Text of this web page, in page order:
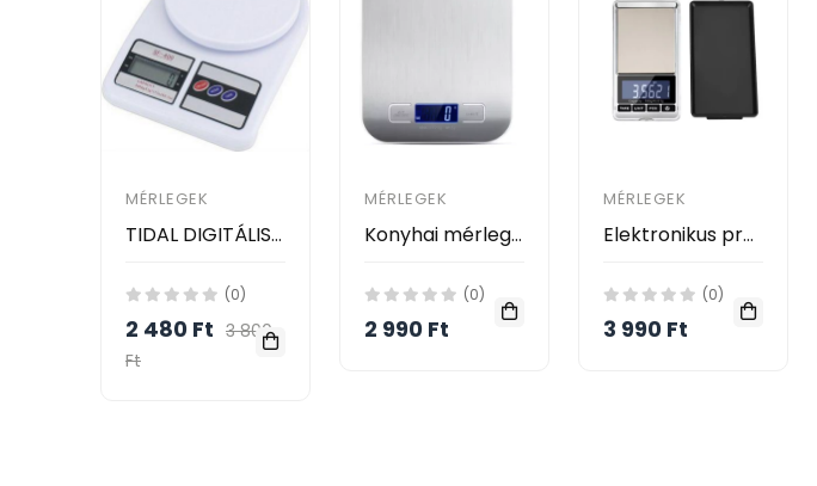
MÉRLEGEK
TIDAL DIGITÁLIS KONYHAI MÉRLEG / TIDAL ELECTRONIC KITCHEN SCALE /
(0)
2 480 Ft 3 800
Ft
MÉRLEGEK
Konyhai mérleg 5000g
(0)
2 990 Ft
MÉRLEGEK
Elektronikus precíziós súlymérő 500g/0.01 - digitális mérleg súlyméréshez, pontos mérés, konyhai súlymérő
(0)
3 990 Ft